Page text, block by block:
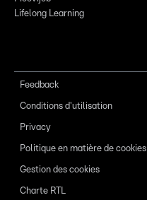
Lifelong Learning
Feedback
Conditions d'utilisation
Privacy
Politique en matière de cookies
Gestion des cookies
Charte RTL